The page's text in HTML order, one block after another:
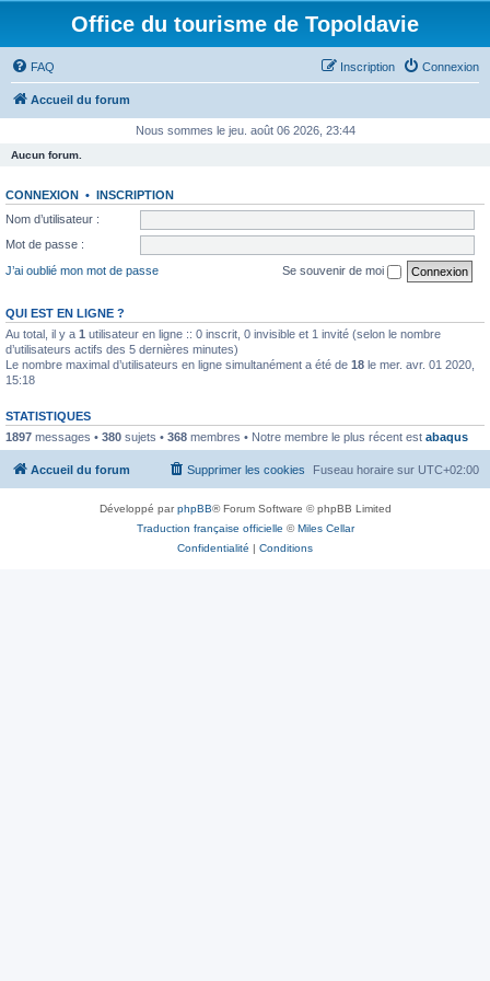
Office du tourisme de Topoldavie
FAQ Connexion
Inscription
Accueil du forum
Nous sommes le jeu. août 06 2026, 23:44
Aucun forum.
CONNEXION • INSCRIPTION
Nom d’utilisateur :
Mot de passe :
J’ai oublié mon mot de passe
Se souvenir de moi
QUI EST EN LIGNE ?
Au total, il y a 1 utilisateur en ligne :: 0 inscrit, 0 invisible et 1 invité (selon le nombre
d’utilisateurs actifs des 5 dernières minutes)
Le nombre maximal d’utilisateurs en ligne simultanément a été de 18 le mer. avr. 01 2020,
15:18
STATISTIQUES
1897 messages • 380 sujets • 368 membres • Notre membre le plus récent est abaqus
Accueil du forum Fuseau horaire sur UTC+02:00
Supprimer les cookies
Développé parphpBB® Forum Software © phpBB Limited
Traduction française officielle ©Miles Cellar
Confidentialité | Conditions